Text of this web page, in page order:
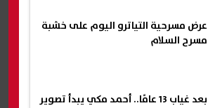
عرض مسرحية التياترو اليوم على خشبة
مسرح السلام
بعد غياب 13 عامًا.. أحمد مكي يبدأ تصوير